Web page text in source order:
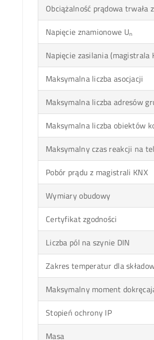
Obciążalność prądowa trwała
Napięcie znamionowe Uₙ
Napięcie zasilania (magistrala
Maksymalna liczba asocjacji
Maksymalna liczba adresów
Maksymalna liczba obiektów
Maksymalny czas reakcji na
Pobór prądu z magistrali KNX
Wymiary obudowy
Certyfikat zgodności
Liczba pól na szynie DIN
Zakres temperatur dla
Maksymalny moment
Stopień ochrony IP
Masa